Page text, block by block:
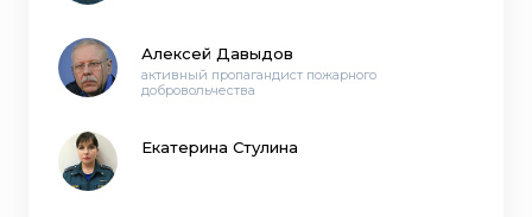
Алексей Давыдов
активный пропагандист пожарного
добровольчества
Екатерина Стулина